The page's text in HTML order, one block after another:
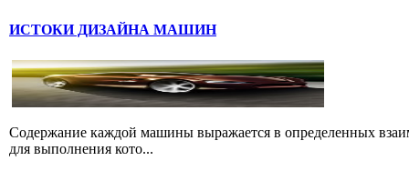
ИСТОКИ ДИЗАЙНА МАШИН
Содержание каждой машины выражается в определенных
для выполнения кото...